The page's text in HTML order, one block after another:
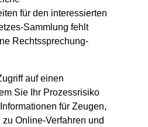
für den interessierten
Sammlung fehlt
Rechtssprechung-
auf einen
Sie Ihr Prozessrisiko
für Zeugen,
Online-Verfahren und